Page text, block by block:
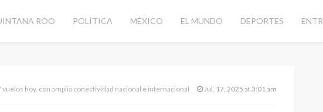
ROO POLÍTICA MÉXICO EL MUNDO DEPORTES
vuelos hoy, con amplia conectividad nacional e internacional Jul. 17, 2025 at 3:01 am